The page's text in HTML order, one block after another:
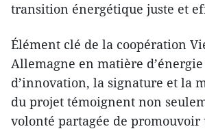
transition énergétique juste et
Élément clé de la coopération
Allemagne en matière
d’innovation, la signature et la
du projet témoignent non
volonté partagée de